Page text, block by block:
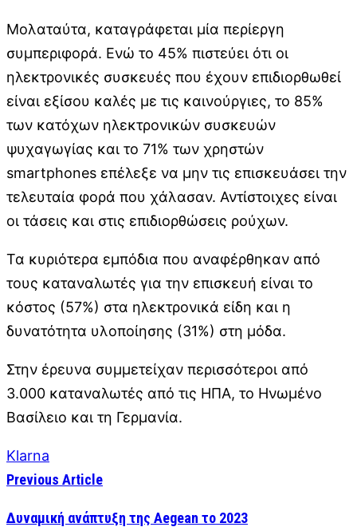
Μολαταύτα, καταγράφεται μία περίεργη
συμπεριφορά. Ενώ το 45% πιστεύει ότι οι
ηλεκτρονικές συσκευές που έχουν επιδιορθωθεί
είναι εξίσου καλές με τις καινούργιες, το 85%
των κατόχων ηλεκτρονικών συσκευών
ψυχαγωγίας και το 71% των χρηστών
smartphones επέλεξε να μην τις επισκευάσει την
τελευταία φορά που χάλασαν. Αντίστοιχες είναι
οι τάσεις και στις επιδιορθώσεις ρούχων.
Τα κυριότερα εμπόδια που αναφέρθηκαν από
τους καταναλωτές για την επισκευή είναι το
κόστος (57%) στα ηλεκτρονικά είδη και η
δυνατότητα υλοποίησης (31%) στη μόδα.
Στην έρευνα συμμετείχαν περισσότεροι από
3.000 καταναλωτές από τις ΗΠΑ, το Ηνωμένο
Βασίλειο και τη Γερμανία.
Klarna
Previous Article
Δυναμική ανάπτυξη της Aegean το 2023